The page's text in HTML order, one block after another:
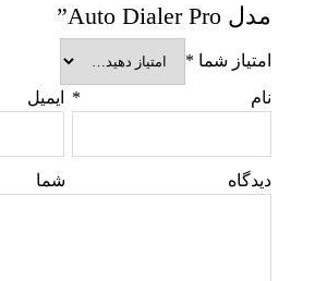
مدل Auto Dialer Pro”
امتیاز شما*
دیدگاه
نام